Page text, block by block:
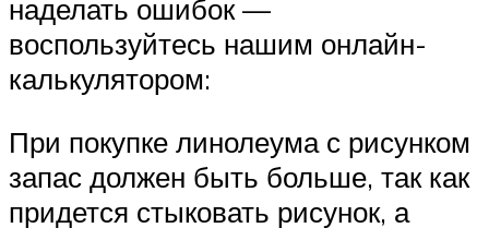
наделать ошибок —
воспользуйтесь нашим онлайн-
калькулятором:
При покупке линолеума с рисунком
запас должен быть больше, так как
придется стыковать рисунок, а